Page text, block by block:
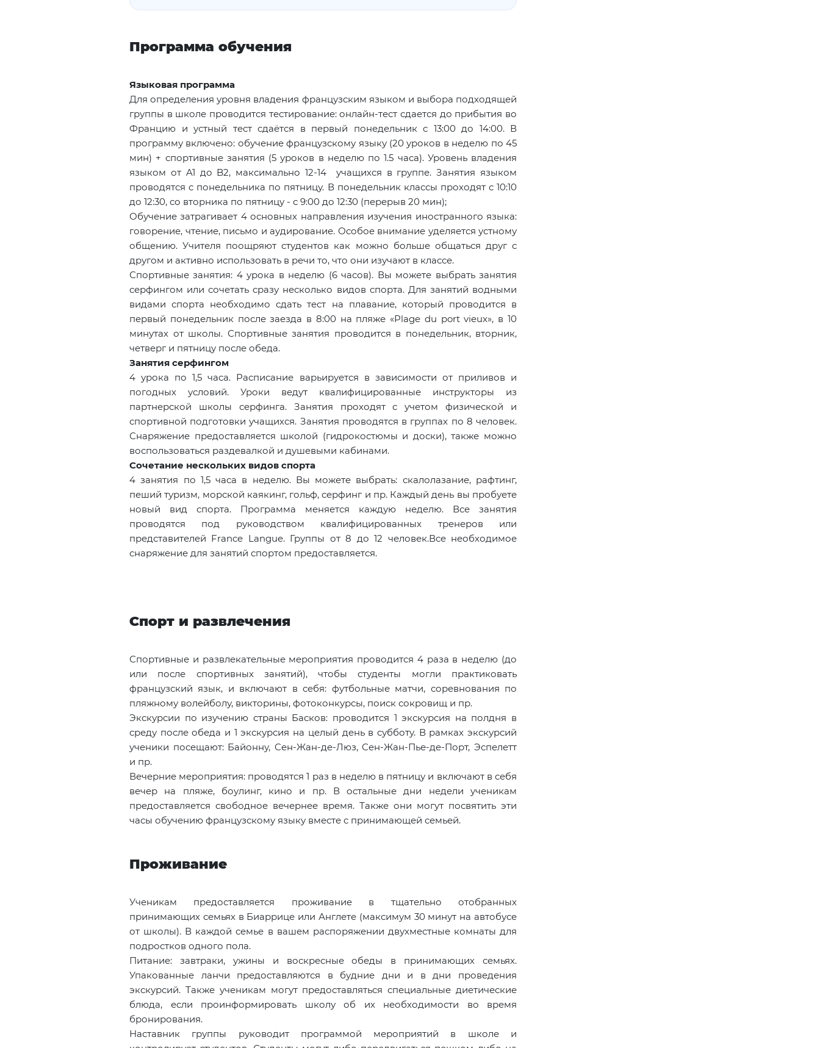
Программа обучения
Языковая программа
Для определения уровня владения французским языком и выбора подходящей
группы в школе проводится тестирование: онлайн-тест сдается до прибытия во
Францию и устный тест сдаётся в первый понедельник с 13:00 до 14:00. В
программу включено: обучение французскому языку (20 уроков в неделю по 45
мин) + спортивные занятия (5 уроков в неделю по 1.5 часа). Уровень владения
языком от A1 до B2, максимально 12-14 учащихся в группе. Занятия языком
проводятся с понедельника по пятницу. В понедельник классы проходят с 10:10
до 12:30, со вторника по пятницу - с 9:00 до 12:30 (перерыв 20 мин);
Обучение затрагивает 4 основных направления изучения иностранного языка:
говорение, чтение, письмо и аудирование. Особое внимание уделяется устному
общению. Учителя поощряют студентов как можно больше общаться друг с
другом и активно использовать в речи то, что они изучают в классе.
Спортивные занятия: 4 урока в неделю (6 часов). Вы можете выбрать занятия
серфингом или сочетать сразу несколько видов спорта. Для занятий водными
видами спорта необходимо сдать тест на плавание, который проводится в
первый понедельник после заезда в 8:00 на пляже «Plage du port vieux», в 10
минутах от школы. Спортивные занятия проводится в понедельник, вторник,
четверг и пятницу после обеда.
Занятия серфингом
4 урока по 1,5 часа. Расписание варьируется в зависимости от приливов и
погодных условий. Уроки ведут квалифицированные инструкторы из
партнерской школы серфинга. Занятия проходят с учетом физической и
спортивной подготовки учащихся. Занятия проводятся в группах по 8 человек.
Снаряжение предоставляется школой (гидрокостюмы и доски), также можно
воспользоваться раздевалкой и душевыми кабинами.
Сочетание нескольких видов спорта
4 занятия по 1,5 часа в неделю. Вы можете выбрать: скалолазание, рафтинг,
пеший туризм, морской каякинг, гольф, серфинг и пр. Каждый день вы пробуете
новый вид спорта. Программа меняется каждую неделю. Все занятия
проводятся под руководством квалифицированных тренеров или
представителей France Langue. Группы от 8 до 12 человек.Все необходимое
снаряжение для занятий спортом предоставляется.
Спорт и развлечения
Спортивные и развлекательные мероприятия проводится 4 раза в неделю (до
или после спортивных занятий), чтобы студенты могли практиковать
французский язык, и включают в себя: футбольные матчи, соревнования по
пляжному волейболу, викторины, фотоконкурсы, поиск сокровищ и пр.
Экскурсии по изучению страны Басков: проводится 1 экскурсия на полдня в
среду после обеда и 1 экскурсия на целый день в субботу. В рамках экскурсий
ученики посещают: Байонну, Сен-Жан-де-Люз, Сен-Жан-Пье-де-Порт, Эспелетт
и пр.
Вечерние мероприятия: проводятся 1 раз в неделю в пятницу и включают в себя
вечер на пляже, боулинг, кино и пр. В остальные дни недели ученикам
предоставляется свободное вечернее время. Также они могут посвятить эти
часы обучению французскому языку вместе с принимающей семьей.
Проживание
Ученикам предоставляется проживание в тщательно отобранных
принимающих семьях в Биаррице или Англете (максимум 30 минут на автобусе
от школы). В каждой семье в вашем распоряжении двухместные комнаты для
подростков одного пола.
Питание: завтраки, ужины и воскресные обеды в принимающих семьях.
Упакованные ланчи предоставляются в будние дни и в дни проведения
экскурсий. Также ученикам могут предоставляться специальные диетические
блюда, если проинформировать школу об их необходимости во время
бронирования.
Наставник группы руководит программой мероприятий в школе и